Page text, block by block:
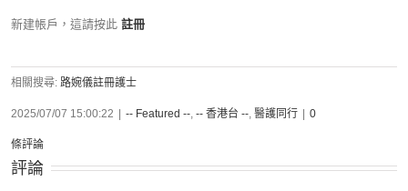
新建帳戶，這請按此 註冊
相關搜尋: 路婉儀註冊護士
2025/07/07 15:00:22 -- Featured --, -- 香港台 --, 醫護同行 0
條評論
評論